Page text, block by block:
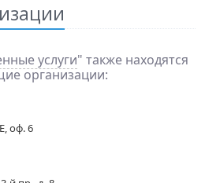
услуги" также находятся
организации:
оф. 6